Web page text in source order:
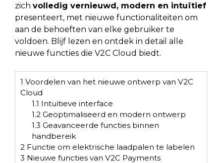
zich volledig vernieuwd, modern en intuïtief
presenteert, met nieuwe functionaliteiten om
aan de behoeften van elke gebruiker te
voldoen. Blijf lezen en ontdek in detail alle
nieuwe functies die V2C Cloud biedt.
1 Voordelen van het nieuwe ontwerp van V2C
Cloud
1.1 Intuïtieve interface
1.2Geoptimaliseerd en modern ontwerp
1.3 Geavanceerde functies binnen
handbereik
2 Functie om elektrische laadpalen te labelen
3 Nieuwe functies van V2C Payments